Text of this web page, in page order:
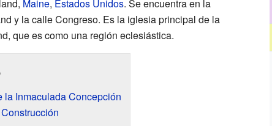
Maine, Estados Unidos. Se encuentra en la
y la calle Congreso. Es la iglesia principal de la
que es como una región eclesiástica.
la Inmaculada Concepción